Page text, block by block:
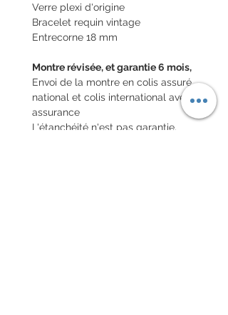
Verre plexi d'origine
Bracelet requin vintage
Entrecorne 18 mm
Montre révisée, et garantie 6 mois,
Envoi de la montre en colis assuré
national et colis international avec
assurance
L'étanchéité n'est pas garantie.